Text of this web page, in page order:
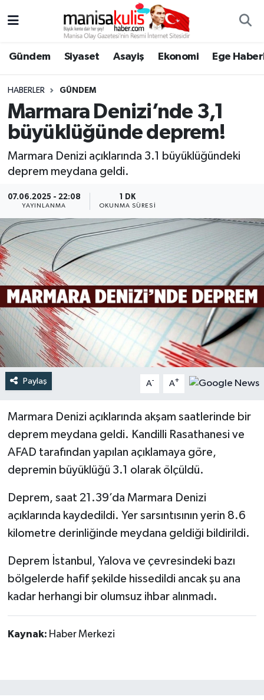
Gündem Siyaset Asayiş Ekonomi Ege
HABERLER GÜNDEM
Marmara Denizi’nde 3,1
büyüklüğünde deprem!
Marmara Denizi açıklarında 3.1 büyüklüğündeki
deprem meydana geldi.
07.06.2025 - 22:08
YAYINLANMA
1 DK
OKUNMA SÜRESI
Paylaş A- A+
Marmara Denizi açıklarında akşam saatlerinde bir
deprem meydana geldi. Kandilli Rasathanesi ve
AFAD tarafından yapılan açıklamaya göre,
depremin büyüklüğü 3.1 olarak ölçüldü.
Deprem, saat 21.39’da Marmara Denizi
açıklarında kaydedildi. Yer sarsıntısının yerin 8.6
kilometre derinliğinde meydana geldiği bildirildi.
Deprem İstanbul, Yalova ve çevresindeki bazı
bölgelerde hafif şekilde hissedildi ancak şu ana
kadar herhangi bir olumsuz ihbar alınmadı.
Kaynak: Haber Merkezi
Ege Haberleri
Genel
Resmi İlan
Siyaset
Spor
Türkiye
Yaşam
Yunusemre Hava Durumu
Yunusemre Trafik Yoğunluk Haritası
Süper Lig Puan Durumu ve Fikstür
Tüm Manşetler
Son Dakika Haberleri
Haber Arşivi